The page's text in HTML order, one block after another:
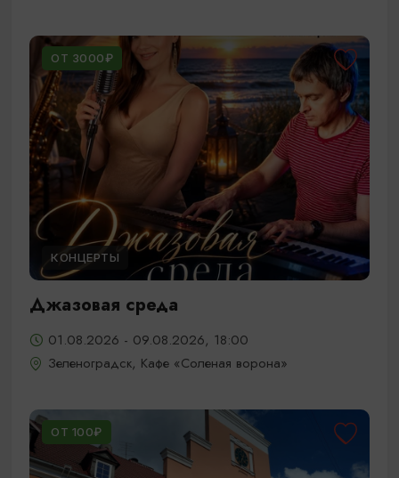
ОТ 3000₽
КОНЦЕРТЫ
Джазовая среда
01.08.2026 - 09.08.2026, 18:00
Зеленоградск, Кафе «Соленая ворона»
ОТ 100₽